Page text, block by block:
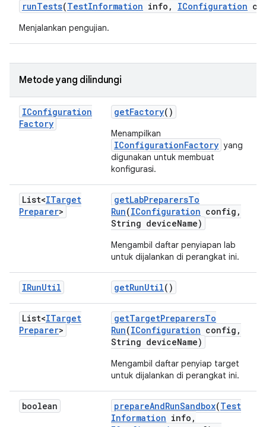
runTests(TestInformation info , IConfiguration
Menjalankan pengujian.
Metode yang dilindungi
IConfiguration
Factory
getFactory()
Menampilkan
IConfigurationFactory yang
digunakan untuk membuat
konfigurasi.
List<ITarget
Preparer>
getLabPreparersTo
Run(IConfiguration config ,
String deviceName)
Mengambil daftar penyiapan lab
untuk dijalankan di perangkat ini.
IRunUtil getRunUtil()
List<ITarget
Preparer>
getTargetPreparersTo
Run(IConfiguration config ,
String deviceName)
Mengambil daftar penyiap target
untuk dijalankan di perangkat ini.
boolean prepareAndRunSandbox(Test
Information info ,